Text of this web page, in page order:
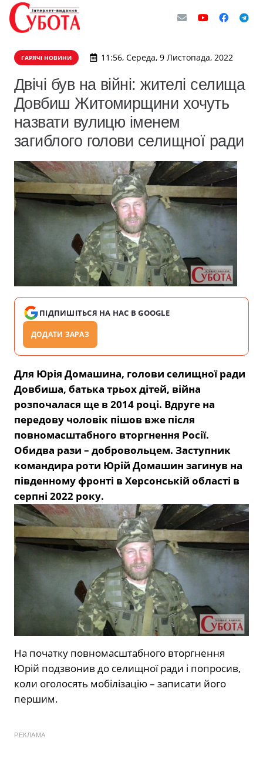
ГАРЯЧІ НОВИНИ 11:56, Середа, 9 Листопада, 2022
Двічі був на війні: жителі селища
Довбиш Житомирщини хочуть
назвати вулицю іменем
загиблого голови селищної ради
ПІДПИШІТЬСЯ НА НАС В GOOGLE
ДОДАТИ ЗАРАЗ
Для Юрія Домашина, голови селищної ради
Довбиша, батька трьох дітей, війна
розпочалася ще в 2014 році. Вдруге на
передову чоловік пішов вже після
повномасштабного вторгнення Росії.
Обидва рази – добровольцем. Заступник
командира роти Юрій Домашин загинув на
південному фронті в Херсонській області в
серпні 2022 року.
На початку повномасштабного вторгнення
Юрій подзвонив до селищної ради і попросив,
коли оголосять мобілізацію – записати його
першим.
РЕКЛАМА